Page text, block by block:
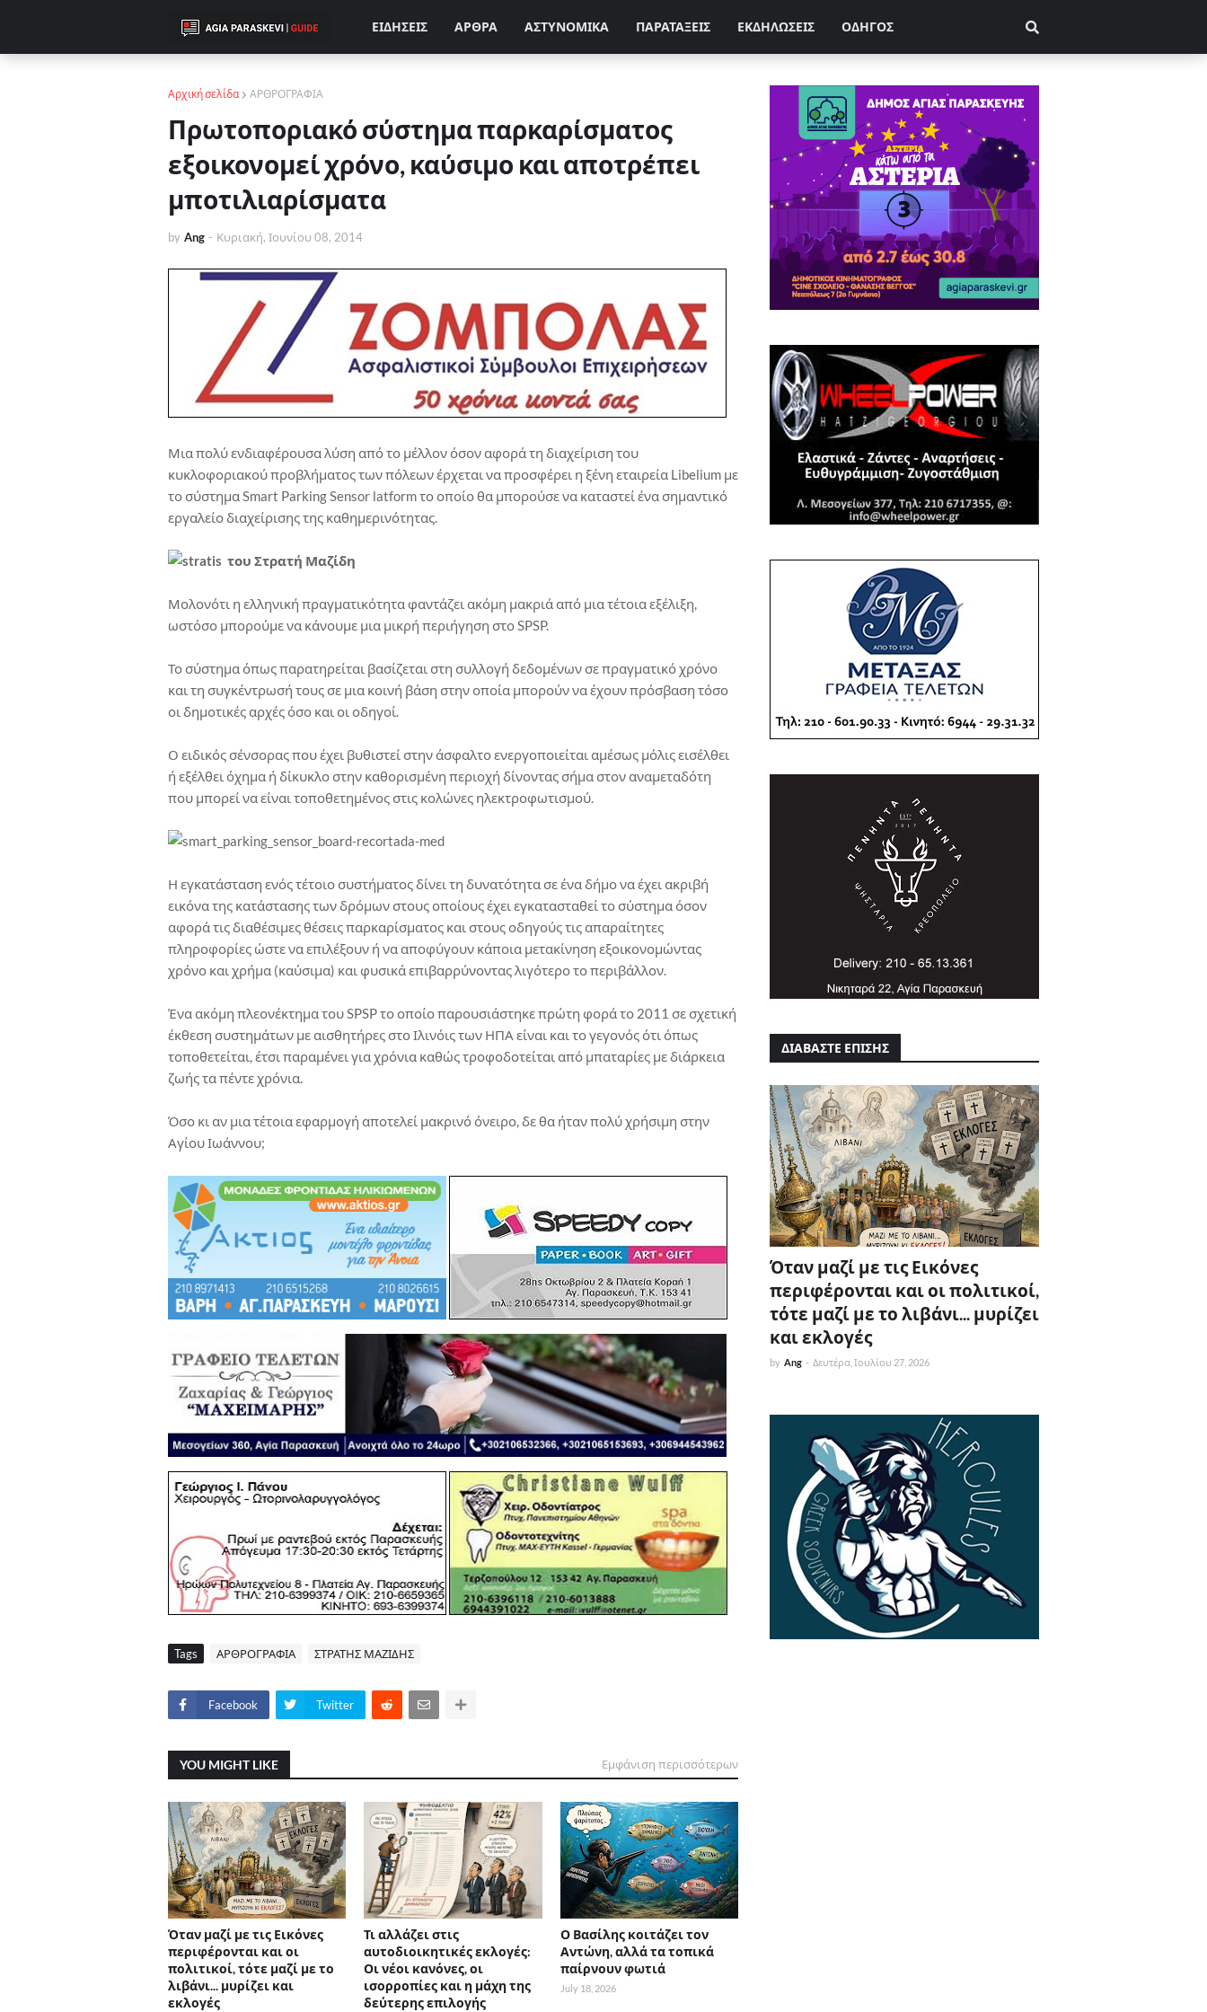
ΕΙΔΗΣΕΙΣ ΑΡΘΡΑ ΑΣΤΥΝΟΜΙΚΑ ΠΑΡΑΤΑΞΕΙΣ ΕΚΔΗΛΩΣΕΙΣ ΟΔΗΓΟΣ
Αρχική σελίδα ΑΡΘΡΟΓΡΑΦΙΑ
Πρωτοποριακό σύστημα παρκαρίσματος
εξοικονομεί χρόνο, καύσιμο και αποτρέπει
μποτιλιαρίσματα
by Ang - Κυριακή, Ιουνίου 08, 2014
Μια πολύ ενδιαφέρουσα λύση από το μέλλον όσον αφορά τη διαχείριση του
κυκλοφοριακού προβλήματος των πόλεων έρχεται να προσφέρει η ξένη εταιρεία Libelium με
το σύστημα Smart Parking Sensor latform το οποίο θα μπορούσε να καταστεί ένα σημαντικό
εργαλείο διαχείρισης της καθημερινότητας.
του Στρατή Μαζίδη
Μολονότι η ελληνική πραγματικότητα φαντάζει ακόμη μακριά από μια τέτοια εξέλιξη,
ωστόσο μπορούμε να κάνουμε μια μικρή περιήγηση στο SPSP.
Το σύστημα όπως παρατηρείται βασίζεται στη συλλογή δεδομένων σε πραγματικό χρόνο
και τη συγκέντρωσή τους σε μια κοινή βάση στην οποία μπορούν να έχουν πρόσβαση τόσο
οι δημοτικές αρχές όσο και οι οδηγοί.
Ο ειδικός σένσορας που έχει βυθιστεί στην άσφαλτο ενεργοποιείται αμέσως μόλις εισέλθει
ή εξέλθει όχημα ή δίκυκλο στην καθορισμένη περιοχή δίνοντας σήμα στον αναμεταδότη
που μπορεί να είναι τοποθετημένος στις κολώνες ηλεκτροφωτισμού.
Η εγκατάσταση ενός τέτοιο συστήματος δίνει τη δυνατότητα σε ένα δήμο να έχει ακριβή
εικόνα της κατάστασης των δρόμων στους οποίους έχει εγκατασταθεί το σύστημα όσον
αφορά τις διαθέσιμες θέσεις παρκαρίσματος και στους οδηγούς τις απαραίτητες
πληροφορίες ώστε να επιλέξουν ή να αποφύγουν κάποια μετακίνηση εξοικονομώντας
χρόνο και χρήμα (καύσιμα) και φυσικά επιβαρρύνοντας λιγότερο το περιβάλλον.
Ένα ακόμη πλεονέκτημα του SPSP το οποίο παρουσιάστηκε πρώτη φορά το 2011 σε σχετική
έκθεση συστημάτων με αισθητήρες στο Ιλινόις των ΗΠΑ είναι και το γεγονός ότι όπως
τοποθετείται, έτσι παραμένει για χρόνια καθώς τροφοδοτείται από μπαταρίες με διάρκεια
ζωής τα πέντε χρόνια.
Όσο κι αν μια τέτοια εφαρμογή αποτελεί μακρινό όνειρο, δε θα ήταν πολύ χρήσιμη στην
Αγίου Ιωάννου;
Tags ΑΡΘΡΟΓΡΑΦΙΑ ΣΤΡΑΤΗΣ ΜΑΖΙΔΗΣ
Facebook Twitter
YOU MIGHT LIKE Εμφάνιση περισσότερων
Όταν μαζί με τις Εικόνες
περιφέρονται και οι
πολιτικοί, τότε μαζί με το
λιβάνι... μυρίζει και
εκλογές
Τι αλλάζει στις
αυτοδιοικητικές εκλογές:
Οι νέοι κανόνες, οι
ισορροπίες και η μάχη της
δεύτερης επιλογής
Ο Βασίλης κοιτάζει τον
Αντώνη, αλλά τα τοπικά
παίρνουν φωτιά
July 18, 2026
ΔΙΑΒΑΣΤΕ ΕΠΙΣΗΣ
Όταν μαζί με τις Εικόνες
περιφέρονται και οι πολιτικοί,
τότε μαζί με το λιβάνι... μυρίζει
και εκλογές
by Ang - Δευτέρα, Ιουλίου 27, 2026